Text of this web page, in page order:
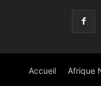
Accueil Afrique